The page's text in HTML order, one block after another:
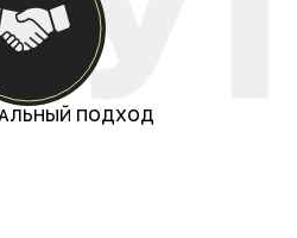
ПОДХОД